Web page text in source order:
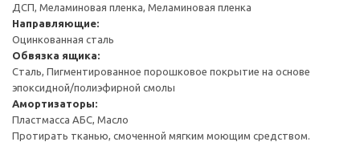
ДСП, Меламиновая пленка, Меламиновая пленка
Направляющие:
Оцинкованная сталь
Обвязка ящика:
Сталь, Пигментированное порошковое покрытие на основе
эпоксидной/полиэфирной смолы
Амортизаторы:
Пластмасса АБС, Масло
Протирать тканью, смоченной мягким моющим средством.